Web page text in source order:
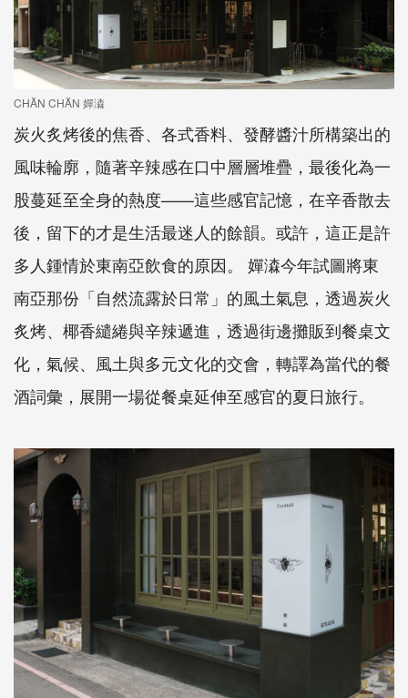
CHĂN CHĂN 嬋潹
炭火炙烤後的焦香、各式香料、發酵醬汁所構築出的
風味輪廓，隨著辛辣感在口中層層堆疊，最後化為一
股蔓延至全身的熱度——這些感官記憶，在辛香散去
後，留下的才是生活最迷人的餘韻。或許，這正是許
多人鍾情於東南亞飲食的原因。 嬋潹今年試圖將東
南亞那份「自然流露於日常」的風土氣息，透過炭火
炙烤、椰香繾綣與辛辣遞進，透過街邊攤販到餐桌文
化，氣候、風土與多元文化的交會，轉譯為當代的餐
酒詞彙，展開一場從餐桌延伸至感官的夏日旅行。